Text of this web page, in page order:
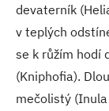
devaterník
v teplých
se k růžím hodí
(Kniphofia).
mečolistý